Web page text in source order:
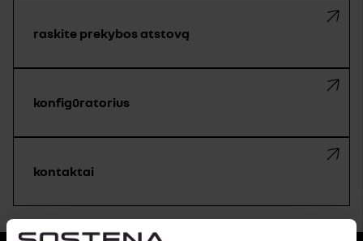
raskite prekybos atstovą
konfigūratorius
kontaktai